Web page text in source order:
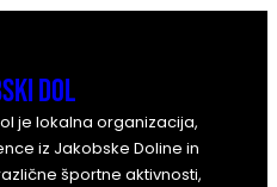
Dol
je lokalna organizacija,
iz Jakobske Doline in
športne aktivnosti,